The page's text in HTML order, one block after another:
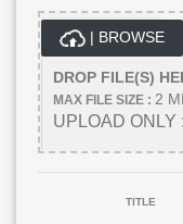
| BROWSE
DROP FILE(S)
MAX FILE SIZE : 2
UPLOAD ONLY :
TITLE